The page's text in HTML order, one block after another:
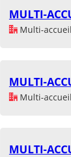
MULTI-
Multi-
MULTI-
Multi-
MULTI-